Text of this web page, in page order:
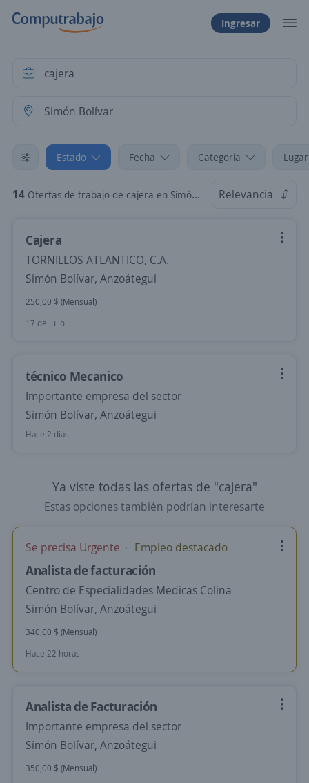
Ingresar
Estado Fecha Categoría
14 Ofertas de trabajo de cajera en Simón Bolívar, Anzoátegui Relevancia
Cajera
TORNILLOS ATLANTICO, C.A.
Simón Bolívar, Anzoátegui
250,00 $ (Mensual)
17 de julio
técnico Mecanico
Importante empresa del sector
Simón Bolívar, Anzoátegui
Hace 2 días
Ya viste todas las ofertas de "cajera"
Estas opciones también podrían interesarte
Se precisa Urgente Empleo destacado
Analista de facturación
Centro de Especialidades Medicas Colina
Simón Bolívar, Anzoátegui
340,00 $ (Mensual)
Hace 22 horas
Analista de Facturación
Importante empresa del sector
Simón Bolívar, Anzoátegui
350,00 $ (Mensual)